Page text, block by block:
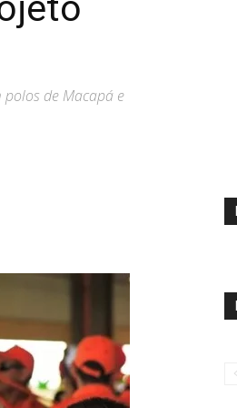
de Macapá e